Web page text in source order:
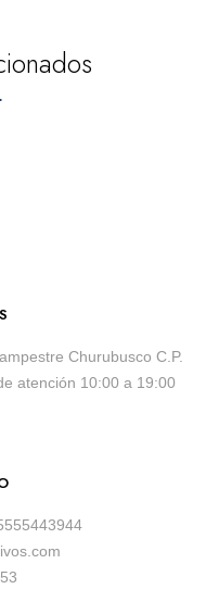
Churubusco C.P.
atención 10:00 a 19:00